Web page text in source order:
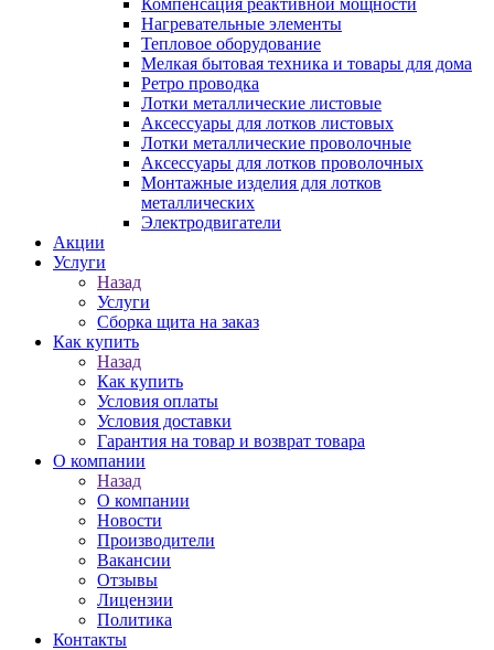
Компенсация реактивной мощности
Нагревательные элементы
Тепловое оборудование
Мелкая бытовая техника и товары для дома
Ретро проводка
Лотки металлические листовые
Аксессуары для лотков листовых
Лотки металлические проволочные
Аксессуары для лотков проволочных
Монтажные изделия для лотков
металлических
Электродвигатели
Акции
Услуги
Назад
Услуги
Сборка щита на заказ
Как купить
Назад
Как купить
Условия оплаты
Условия доставки
Гарантия на товар и возврат товара
О компании
Назад
О компании
Новости
Производители
Вакансии
Отзывы
Лицензии
Политика
Контакты